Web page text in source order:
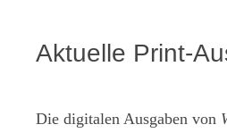
Aktuelle Print-
Die digitalen Ausgaben von